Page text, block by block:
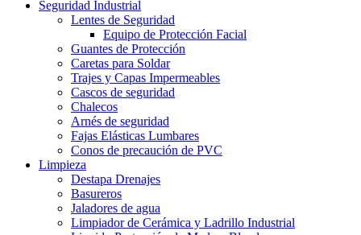
Seguridad Industrial
Lentes de Seguridad
Equipo de Protección Facial
Guantes de Protección
Caretas para Soldar
Trajes y Capas Impermeables
Cascos de seguridad
Chalecos
Arnés de seguridad
Fajas Elásticas Lumbares
Conos de precaución de PVC
Limpieza
Destapa Drenajes
Basureros
Jaladores de agua
Limpiador de Cerámica y Ladrillo Industrial